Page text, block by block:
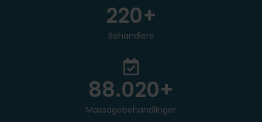
Behandlere
250+
Massagebehandlinger
100.000+